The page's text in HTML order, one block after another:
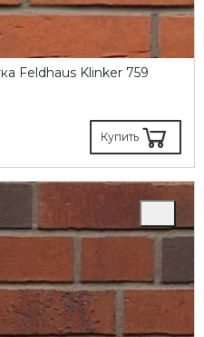
Feldhaus Klinker 759
Купить